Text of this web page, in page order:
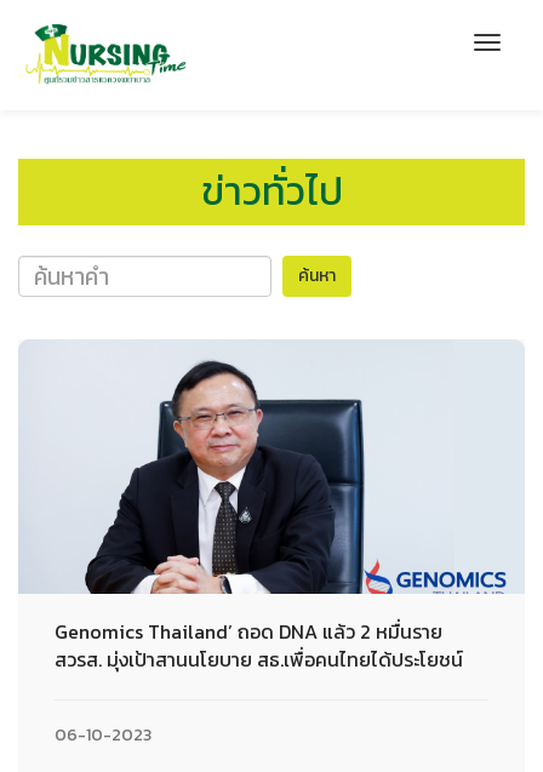
ข่าวทั่วไป
ค้นหา
Genomics Thailand’ ถอด DNA แล้ว 2 หมื่นราย
สวรส. มุ่งเป้าสานนโยบาย สธ.เพื่อคนไทยได้ประโยชน์
06-10-2023